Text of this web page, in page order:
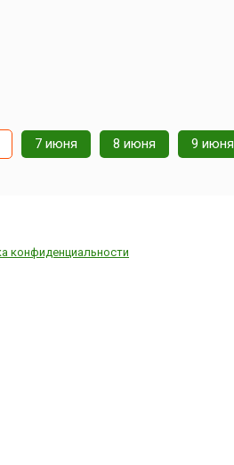
7 июня 8 июня 9 июня
конфиденциальности